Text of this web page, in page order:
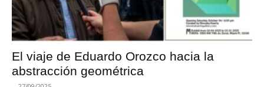
El viaje de Eduardo Orozco hacia la
abstracción geométrica